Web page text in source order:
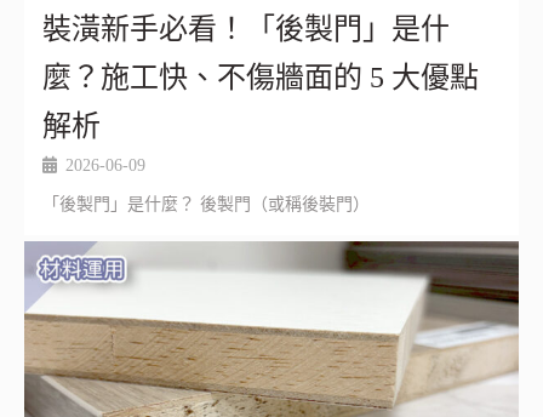
裝潢新手必看！「後製門」是什
麼？施工快、不傷牆面的 5 大優點
解析
2026-06-09
「後製門」是什麼？ 後製門（或稱後裝門）